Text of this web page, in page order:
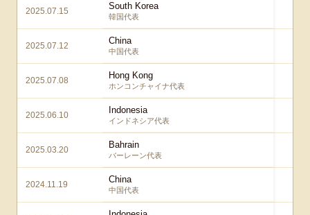
2025.07.15 South Korea
韓国代表
2025.07.12 China
中国代表
2025.07.08 Hong Kong
ホンコンチャイナ代表
2025.06.10 Indonesia
インドネシア代表
2025.03.20 Bahrain
バーレーン代表
2024.11.19 China
中国代表